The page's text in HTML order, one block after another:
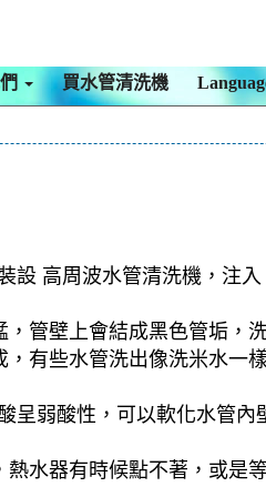
買水管清洗機
高周波水管清洗機，注
管壁上會結成黑色管垢，
有些水管洗出像洗米水一
弱酸性，可以軟化水管
水器有時候點不著，或是